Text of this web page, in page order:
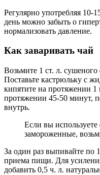
Регулярно употребляя 10-
день можно забыть о
нормализовать давление.
Как заваривать чай
Возьмите 1 ст. л. сушеного
Поставьте кастрюльку с
кипятите на протяжении 1
протяжении 45-50 минут,
внутрь.
Если вы
замороженные,
За один раз выпивайте по
приема пищи. Для
добавить 0,5 ч. л.